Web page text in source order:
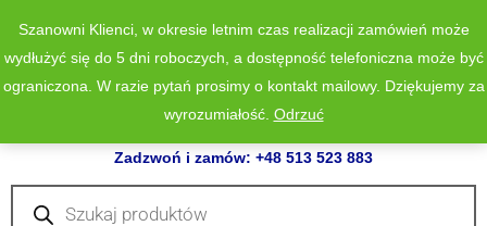
Zadzwoń i zamów: +48 513 523 883
Wyszukiwarka
produktów
Szanowni Klienci, w okresie letnim czas realizacji zamówień może
wydłużyć się do 5 dni roboczych, a dostępność telefoniczna może być
ograniczona. W razie pytań prosimy o kontakt mailowy. Dziękujemy za
wyrozumiałość. Odrzuć